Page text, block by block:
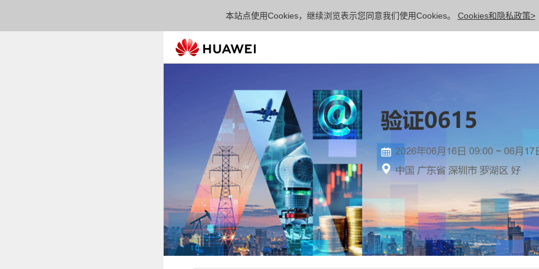
本站点使用Cookies，继续浏览表示您同意我们使用Cookies。 Cookies和隐私政策>